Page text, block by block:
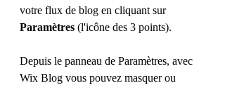
votre flux de blog en cliquant sur
Paramètres (l'icône des 3 points).
Depuis le panneau de Paramètres, avec
Wix Blog vous pouvez masquer ou